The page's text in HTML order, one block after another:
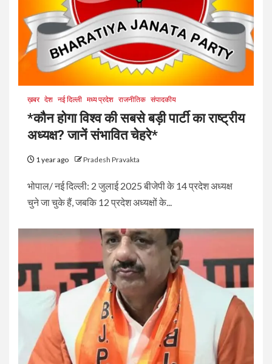
ख़बर देश नई दिल्ली मध्य प्रदेश राजनीतिक संपादकीय
*कौन होगा विश्व की सबसे बड़ी पार्टी का राष्ट्रीय
अध्यक्ष? जानें संभावित चेहरे*
1 year ago Pradesh Pravakta
भोपाल/ नई दिल्ली: 2 जुलाई 2025 बीजेपी के 14 प्रदेश अध्यक्ष
चुने जा चुके हैं, जबकि 12 प्रदेश अध्यक्षों के...